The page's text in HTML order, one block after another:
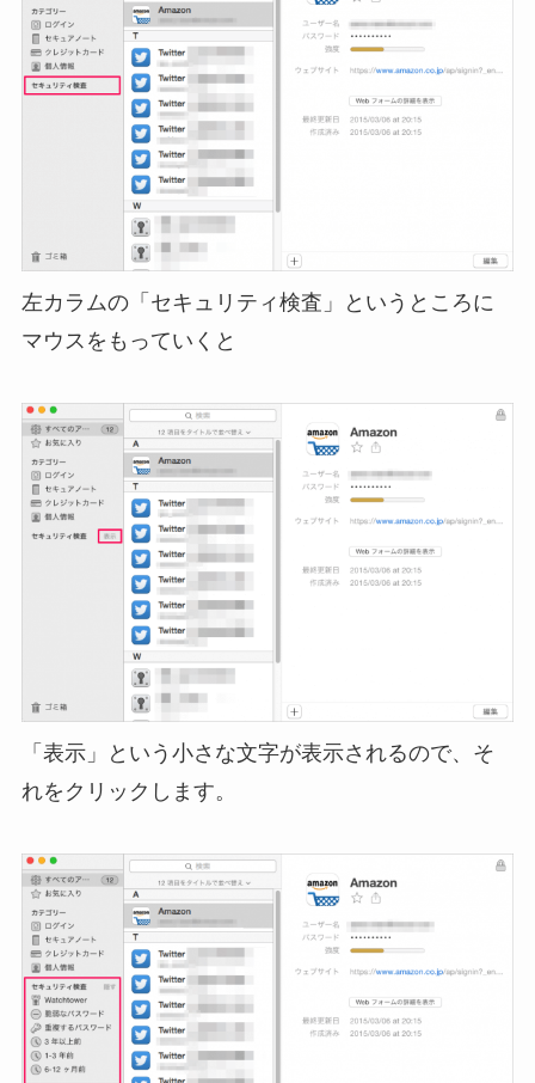
左カラムの「セキュリティ検査」というところに
マウスをもっていくと
「表示」という小さな文字が表示されるので、そ
れをクリックします。